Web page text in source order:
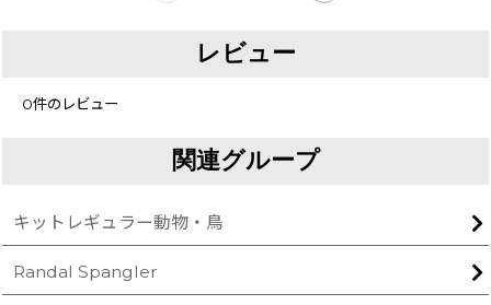
レビュー
0件のレビュー
関連グループ
キットレギュラー動物・鳥
Randal Spangler